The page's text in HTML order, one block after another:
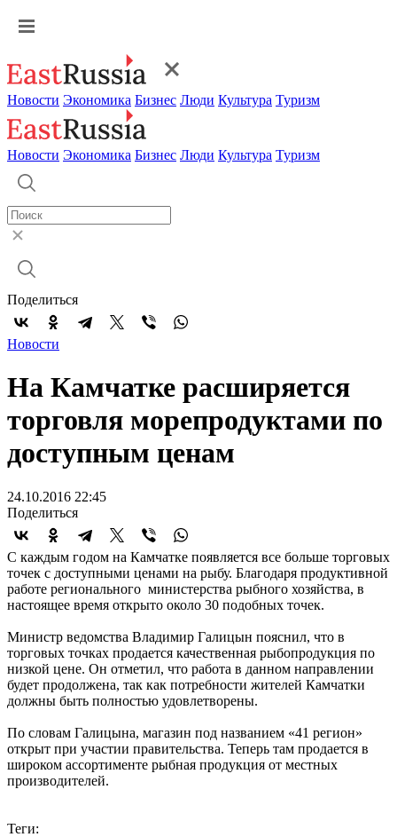
Новости Экономика Бизнес Люди Культура Туризм
Новости Экономика Бизнес Люди Культура Туризм
Поделиться
Новости
На Камчатке расширяется
торговля морепродуктами по
доступным ценам
24.10.2016 22:45
Поделиться
С каждым годом на Камчатке появляется все больше торговых
точек с доступными ценами на рыбу. Благодаря продуктивной
работе регионального министерства рыбного хозяйства, в
настоящее время открыто около 30 подобных точек.
Министр ведомства Владимир Галицын пояснил, что в
торговых точках продается качественная рыбопродукция по
низкой цене. Он отметил, что работа в данном направлении
будет продолжена, так как потребности жителей Камчатки
должны быть полностью удовлетворены.
По словам Галицына, магазин под названием «41 регион»
открыт при участии правительства. Теперь там продается в
широком ассортименте рыбная продукция от местных
производителей.
Теги: